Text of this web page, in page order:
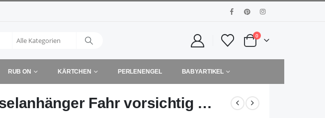
0
RUB ON KÄRTCHEN PERLENENGEL BABYARTIKEL
Fahr vorsichtig …